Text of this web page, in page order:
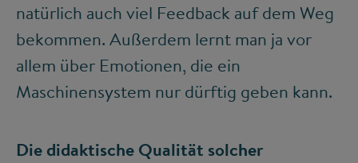
natürlich auch viel Feedback auf dem Weg
bekommen. Außerdem lernt man ja vor
allem über Emotionen, die ein
Maschinensystem nur dürftig geben kann.
Die didaktische Qualität solcher